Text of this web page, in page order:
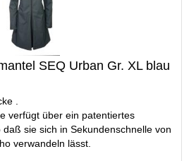
SEQ Urban Gr. XL blau
.
verfügt über ein patentiertes
sie sich in Sekundenschnelle von
verwandeln lässt.